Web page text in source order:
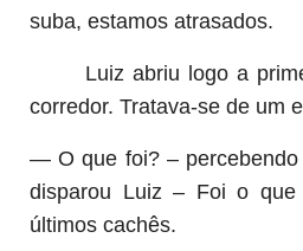
suba, estamos atrasados.
Luiz abriu logo a
corredor. Tratava-se de um
— O que foi? – percebendo
disparou Luiz – Foi o
últimos cachês.